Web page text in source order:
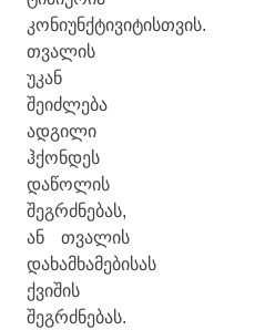
კონიუნქტივიტისთვის.
თვალის
უკან
შეიძლება
ადგილი
ჰქონდეს
დაწოლის
შეგრძნებას,
ან თვალის
დახამხამებისას
ქვიშის
შეგრძნებას.